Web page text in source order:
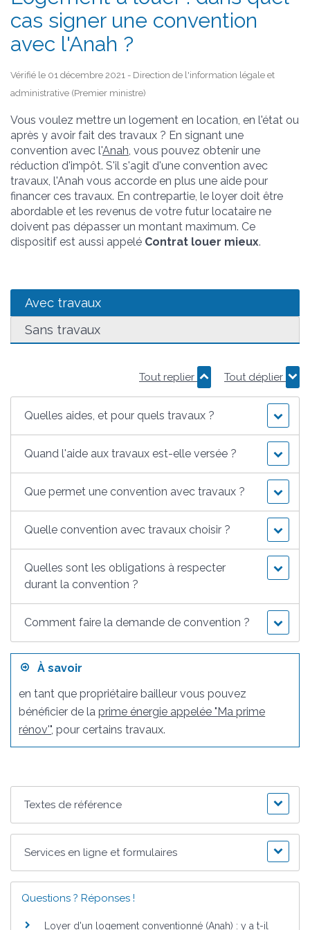
cas signer une convention
avec l'Anah ?
Vérifié le 01 décembre 2021 - Direction de l'information légale et
administrative (Premier ministre)
Vous voulez mettre un logement en location, en l'état ou
après y avoir fait des travaux ? En signant une
convention avec l'Anah, vous pouvez obtenir une
réduction d'impôt. S'il s'agit d'une convention avec
travaux, l'Anah vous accorde en plus une aide pour
financer ces travaux. En contrepartie, le loyer doit être
abordable et les revenus de votre futur locataire ne
doivent pas dépasser un montant maximum. Ce
dispositif est aussi appelé Contrat louer mieux.
Avec travaux
Sans travaux
Tout replier Tout déplier
Quelles aides, et pour quels travaux ?
Quand l'aide aux travaux est-elle versée ?
Que permet une convention avec travaux ?
Quelle convention avec travaux choisir ?
Quelles sont les obligations à respecter
durant la convention ?
Comment faire la demande de convention ?
À savoir
en tant que propriétaire bailleur vous pouvez
bénéficier de laprime énergie appelée "Ma prime
rénov'", pour certains travaux.
Textes de référence
Services en ligne et formulaires
Questions ? Réponses !
Loyer d'un logement conventionné (Anah) : y a t-il